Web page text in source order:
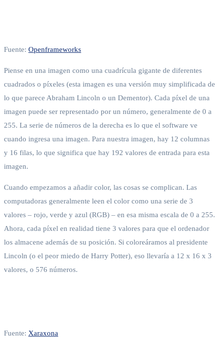
Fuente: Openframeworks
Piense en una imagen como una cuadrícula gigante de diferentes
cuadrados o píxeles (esta imagen es una versión muy simplificada de
lo que parece Abraham Lincoln o un Dementor). Cada píxel de una
imagen puede ser representado por un número, generalmente de 0 a
255. La serie de números de la derecha es lo que el software ve
cuando ingresa una imagen. Para nuestra imagen, hay 12 columnas
y 16 filas, lo que significa que hay 192 valores de entrada para esta
imagen.
Cuando empezamos a añadir color, las cosas se complican. Las
computadoras generalmente leen el color como una serie de 3
valores – rojo, verde y azul (RGB) – en esa misma escala de 0 a 255.
Ahora, cada píxel en realidad tiene 3 valores para que el ordenador
los almacene además de su posición. Si coloreáramos al presidente
Lincoln (o el peor miedo de Harry Potter), eso llevaría a 12 x 16 x 3
valores, o 576 números.
Fuente: Xaraxona